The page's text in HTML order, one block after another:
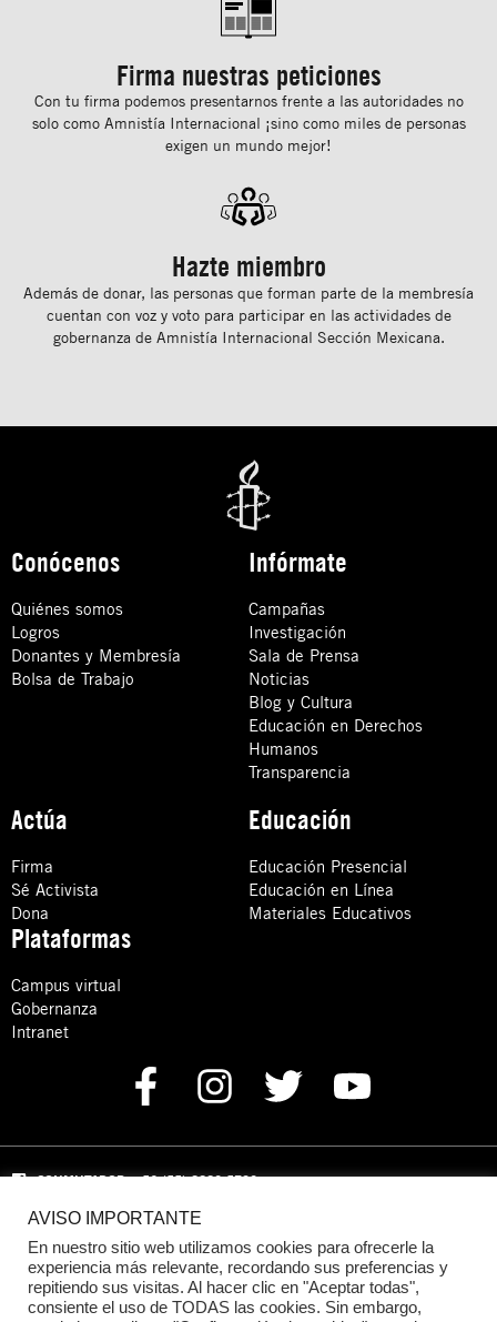
Firma nuestras peticiones
Con tu ﬁrma podemos presentarnos frente a las autoridades no
solo como Amnistía Internacional ¡sino como miles de personas
exigen un mundo mejor!
Hazte miembro
Además de donar, las personas que forman parte de la membresía
cuentan con voz y voto para participar en las actividades de
gobernanza de Amnistía Internacional Sección Mexicana.
Conócenos
Quiénes somos
Logros
Donantes y Membresía
Bolsa de Trabajo
Infórmate
Campañas
Investigación
Sala de Prensa
Noticias
Blog y Cultura
Educación en Derechos
Humanos
Transparencia
Actúa
Firma
Sé Activista
Dona
Educación
Educación Presencial
Educación en Línea
Materiales Educativos
Plataformas
Campus virtual
Gobernanza
Intranet
CONMUTADOR: +52 (55) 8880 5730
Domicilio: Calle Hércules 13,
Benito Juárez, C.P. 03940 Ciudad de México, CDMX
DONACIONES:+52 +52 (55) 8880 5755
AVISO IMPORTANTE
En nuestro sitio web utilizamos cookies para ofrecerle la
experiencia más relevante, recordando sus preferencias y
repitiendo sus visitas. Al hacer clic en "Aceptar todas",
consiente el uso de TODAS las cookies. Sin embargo,